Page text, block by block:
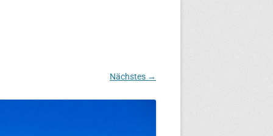
Nächstes →